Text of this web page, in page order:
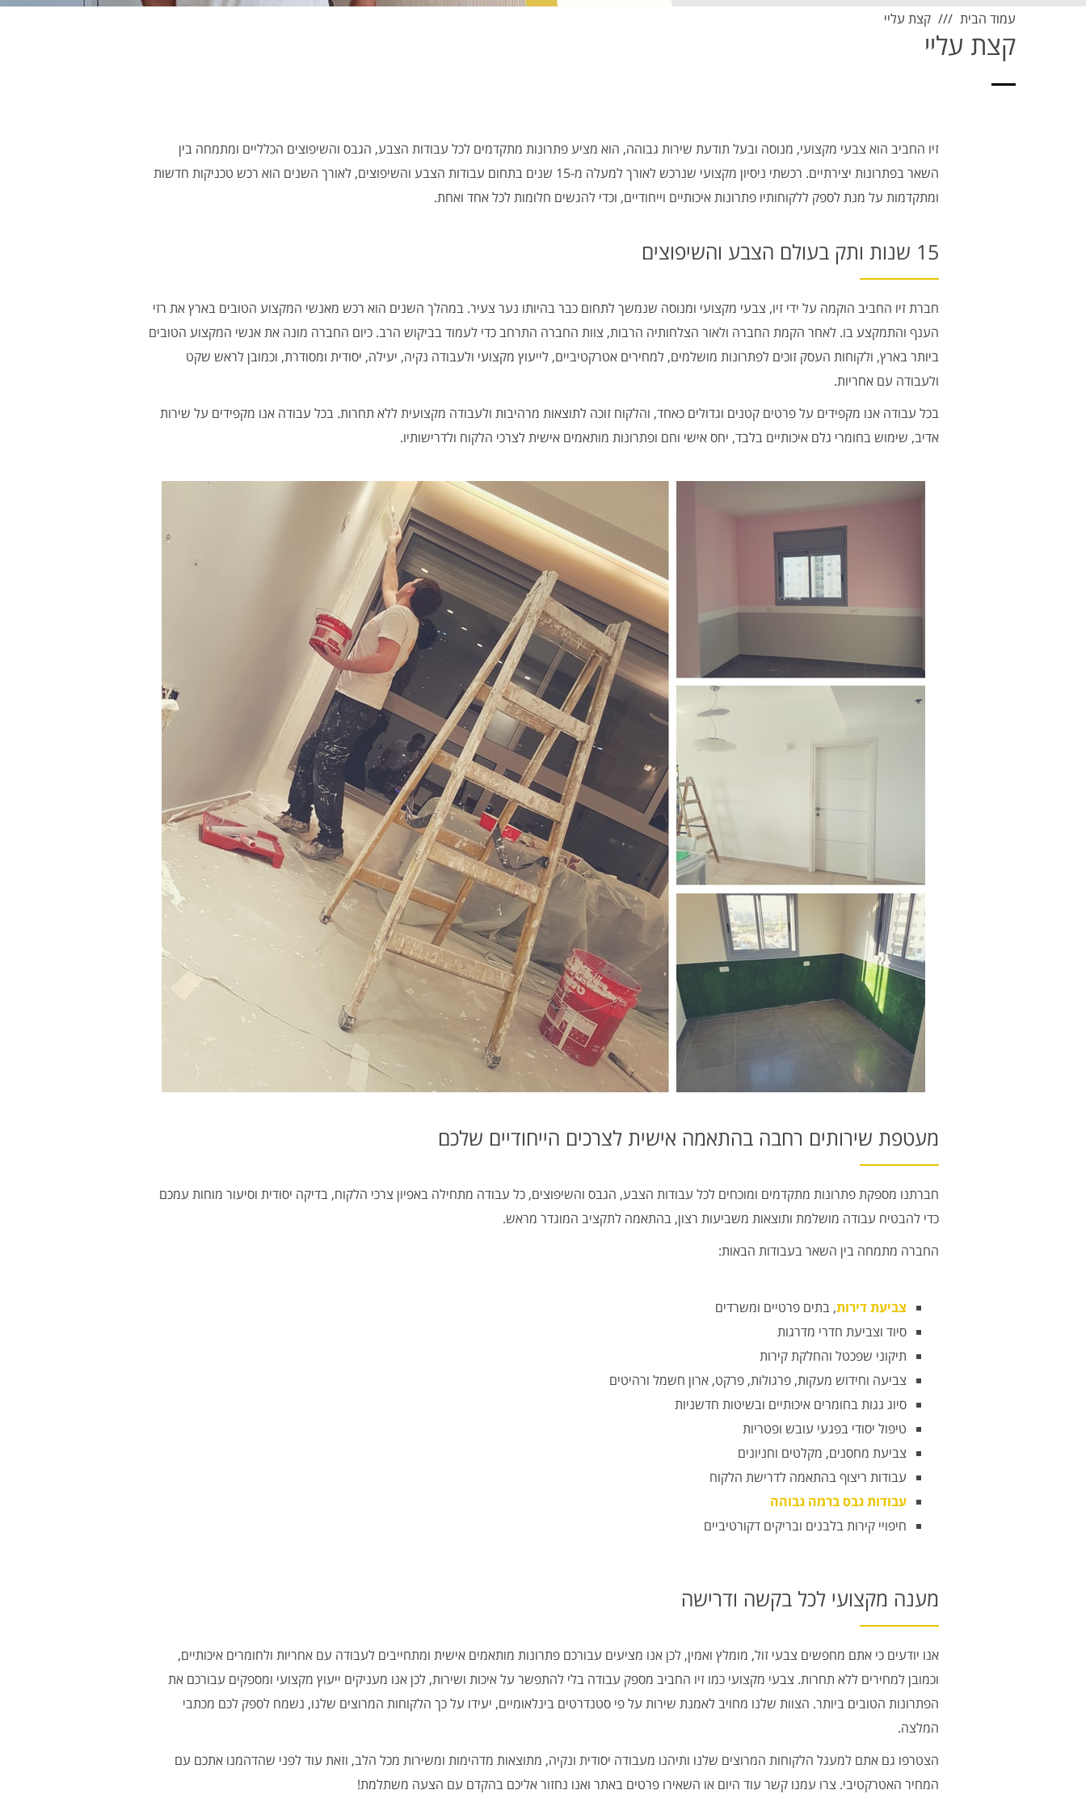
עמוד הבית קצת עליי
קצת עליי
זיו החביב הוא צבעי מקצועי, מנוסה ובעל תודעת שירות גבוהה, הוא מציע פתרונות מתקדמים לכל עבודות הצבע, הגבס והשיפוצים הכלליים ומתמחה בין
השאר בפתרונות יצירתיים. רכשתי ניסיון מקצועי שנרכש לאורך למעלה מ-15 שנים בתחום עבודות הצבע והשיפוצים, לאורך השנים הוא רכש טכניקות חדשות
ומתקדמות על מנת לספק ללקוחותיו פתרונות איכותיים וייחודיים, וכדי להגשים חלומות לכל אחד ואחת.
15 שנות ותק בעולם הצבע והשיפוצים
חברת זיו החביב הוקמה על ידי זיו, צבעי מקצועי ומנוסה שנמשך לתחום כבר בהיותו נער צעיר. במהלך השנים הוא רכש מאנשי המקצוע הטובים בארץ את רזי
הענף והתמקצע בו. לאחר הקמת החברה ולאור הצלחותיה הרבות, צוות החברה התרחב כדי לעמוד בביקוש הרב. כיום החברה מונה את אנשי המקצוע הטובים
ביותר בארץ, ולקוחות העסק זוכים לפתרונות מושלמים, למחירים אטרקטיביים, לייעוץ מקצועי ולעבודה נקיה, יעילה, יסודית ומסודרת, וכמובן לראש שקט
ולעבודה עם אחריות.
בכל עבודה אנו מקפידים על פרטים קטנים וגדולים כאחד, והלקוח זוכה לתוצאות מרהיבות ולעבודה מקצועית ללא תחרות. בכל עבודה אנו מקפידים על שירות
אדיב, שימוש בחומרי גלם איכותיים בלבד, יחס אישי וחם ופתרונות מותאמים אישית לצרכי הלקוח ולדרישותיו.
מעטפת שירותים רחבה בהתאמה אישית לצרכים הייחודיים שלכם
חברתנו מספקת פתרונות מתקדמים ומוכחים לכל עבודות הצבע, הגבס והשיפוצים, כל עבודה מתחילה באפיון צרכי הלקוח, בדיקה יסודית וסיעור מוחות עמכם
כדי להבטיח עבודה מושלמת ותוצאות משביעות רצון, בהתאמה לתקציב המוגדר מראש.
החברה מתמחה בין השאר בעבודות הבאות:
צביעת דירות, בתים פרטיים ומשרדים
סיוד וצביעת חדרי מדרגות
תיקוני שפכטל והחלקת קירות
צביעה וחידוש מעקות, פרגולות, פרקט, ארון חשמל ורהיטים
סיוג גגות בחומרים איכותיים ובשיטות חדשניות
טיפול יסודי בפגעי עובש ופטריות
צביעת מחסנים, מקלטים וחניונים
עבודות ריצוף בהתאמה לדרישת הלקוח
עבודות גבס ברמה גבוהה
חיפויי קירות בלבנים ובריקים דקורטיביים
מענה מקצועי לכל בקשה ודרישה
אנו יודעים כי אתם מחפשים צבעי זול, מומלץ ואמין, לכן אנו מציעים עבורכם פתרונות מותאמים אישית ומתחייבים לעבודה עם אחריות ולחומרים איכותיים,
וכמובן למחירים ללא תחרות. צבעי מקצועי כמו זיו החביב מספק עבודה בלי להתפשר על איכות ושירות, לכן אנו מעניקים ייעוץ מקצועי ומספקים עבורכם את
הפתרונות הטובים ביותר. הצוות שלנו מחויב לאמנת שירות על פי סטנדרטים בינלאומיים, יעידו על כך הלקוחות המרוצים שלנו, נשמח לספק לכם מכתבי
המלצה.
הצטרפו גם אתם למעגל הלקוחות המרוצים שלנו ותיהנו מעבודה יסודית ונקיה, מתוצאות מדהימות ומשירות מכל הלב, וזאת עוד לפני שהדהמנו אתכם עם
המחיר האטרקטיבי. צרו עמנו קשר עוד היום או השאירו פרטים באתר ואנו נחזור אליכם בהקדם עם הצעה משתלמת!